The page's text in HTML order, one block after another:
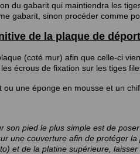
du gabarit qui maintiendra les
gabarit, sinon procéder comme
de la plaque de
(coté mur) afin que celle-ci
écrous de fixation sur les tiges
une éponge en mousse et un
son pied le plus simple est de
une couverture afin de protéger
et de la platine supérieure,